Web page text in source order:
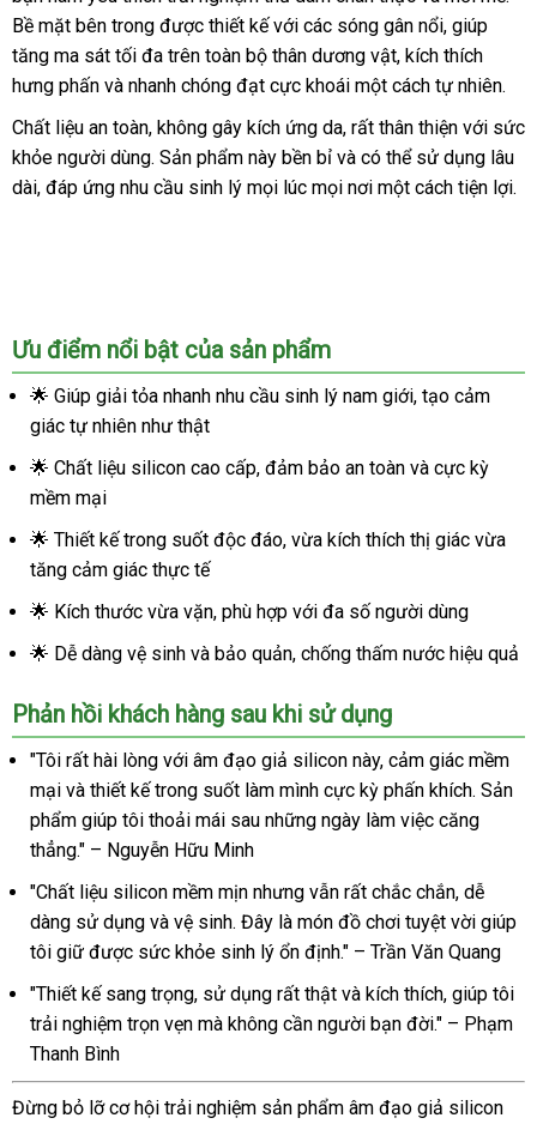
suốt
kích
thích
đỉnh
Bề mặt bên trong được thiết kế với các sóng gân nổi, giúp
tăng ma sát tối đa trên toàn bộ thân dương vật, kích thích
hưng phấn và nhanh chóng đạt cực khoái một cách tự nhiên.
Chất liệu an toàn, không gây kích ứng da, rất thân thiện với sức
khỏe người dùng. Sản phẩm này bền bỉ và có thể sử dụng lâu
dài, đáp ứng nhu cầu sinh lý mọi lúc mọi nơi một cách tiện lợi.
Ưu điểm nổi bật của sản phẩm
🌟 Giúp giải tỏa nhanh nhu cầu sinh lý nam giới, tạo cảm
giác tự nhiên như thật
🌟 Chất liệu silicon cao cấp, đảm bảo an toàn và cực kỳ
mềm mại
🌟 Thiết kế trong suốt độc đáo, vừa kích thích thị giác vừa
tăng cảm giác thực tế
🌟 Kích thước vừa vặn, phù hợp với đa số người dùng
🌟 Dễ dàng vệ sinh và bảo quản, chống thấm nước hiệu quả
Phản hồi khách hàng sau khi sử dụng
"Tôi rất hài lòng với âm đạo giả silicon này, cảm giác mềm
mại và thiết kế trong suốt làm mình cực kỳ phấn khích. Sản
phẩm giúp tôi thoải mái sau những ngày làm việc căng
thẳng." – Nguyễn Hữu Minh
"Chất liệu silicon mềm mịn nhưng vẫn rất chắc chắn, dễ
dàng sử dụng và vệ sinh. Đây là món đồ chơi tuyệt vời giúp
tôi giữ được sức khỏe sinh lý ổn định." – Trần Văn Quang
"Thiết kế sang trọng, sử dụng rất thật và kích thích, giúp tôi
trải nghiệm trọn vẹn mà không cần người bạn đời." – Phạm
Thanh Bình
Đừng bỏ lỡ cơ hội trải nghiệm sản phẩm âm đạo giả silicon